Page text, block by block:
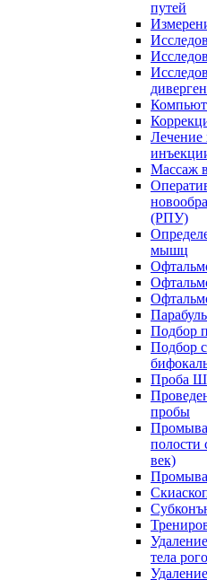
путей
Лечение
Массаж
(РПУ)
мышц
Подбор
Подбор
Проба
пробы
полости
век)
тела